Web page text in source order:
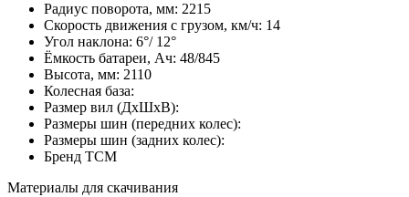
Радиус поворота, мм: 2215
Скорость движения с грузом, км/ч: 14
Угол наклона: 6°/ 12°
Ёмкость батареи, Ач: 48/845
Высота, мм: 2110
Колесная база:
Размер вил (ДхШхВ):
Размеры шин (передних колес):
Размеры шин (задних колес):
Бренд TCM
Материалы для скачивания